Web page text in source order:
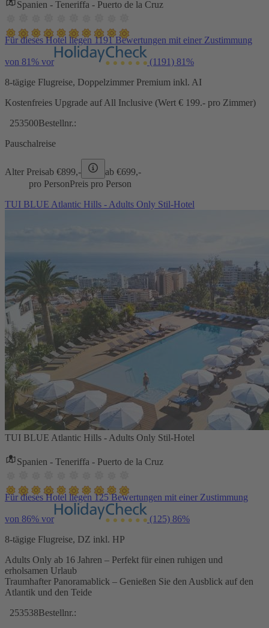
Spanien - Teneriffa - Puerto de la Cruz
Für dieses Hotel liegen 1191 Bewertungen mit einer Zustimmung
von 81% vor (1191) 81%
8-tägige Flugreise, Doppelzimmer Premium inkl. AI
Kostenfreies Upgrade auf All Inclusive (Wert € 199.- pro Zimmer)
253500Bestellnr.:
Pauschalreise
Alter Preisab €899,- ab €699,-
pro PersonPreis pro Person
TUI BLUE Atlantic Hills - Adults Only Stil-Hotel
TUI BLUE Atlantic Hills - Adults Only Stil-Hotel
Spanien - Teneriffa - Puerto de la Cruz
Für dieses Hotel liegen 125 Bewertungen mit einer Zustimmung
von 86% vor (125) 86%
8-tägige Flugreise, DZ inkl. HP
Adults Only ab 16 Jahren – Perfekt für einen ruhigen und
erholsamen Urlaub
Traumhafter Panoramablick – Genießen Sie den Ausblick auf den
Atlantik und den Teide
253538Bestellnr.: